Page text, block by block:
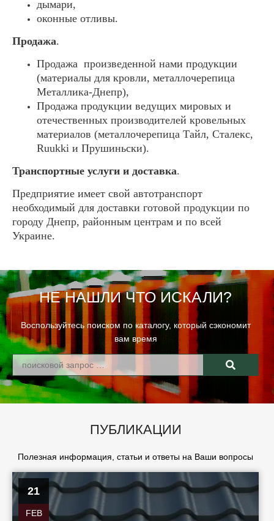
дымари,
оконные отливы.
Продажа.
Продажа произведенной нами продукции
(материалы для кровли, металлочерепица
Металлика-Днепр),
Продажа продукции ведущих мировых и
отечественных производителей кровельных
материалов (металлочерепица Тайл, Сталекс,
Ruukki и Прушиньски).
Транспортные услуги и доставка.
Предприятие имеет свой автотранспорт
необходимый для доставки готовой продукции по
городу Днепр, районным центрам и по всей
Украине.
НЕ НАШЛИ ЧТО ИСКАЛИ?
Воспользуйтесь поиском по каталогу, который сэкономит
вам время
ПУБЛИКАЦИИ
Полезная информация, статьи и ответы на Ваши вопросы
21
FEB